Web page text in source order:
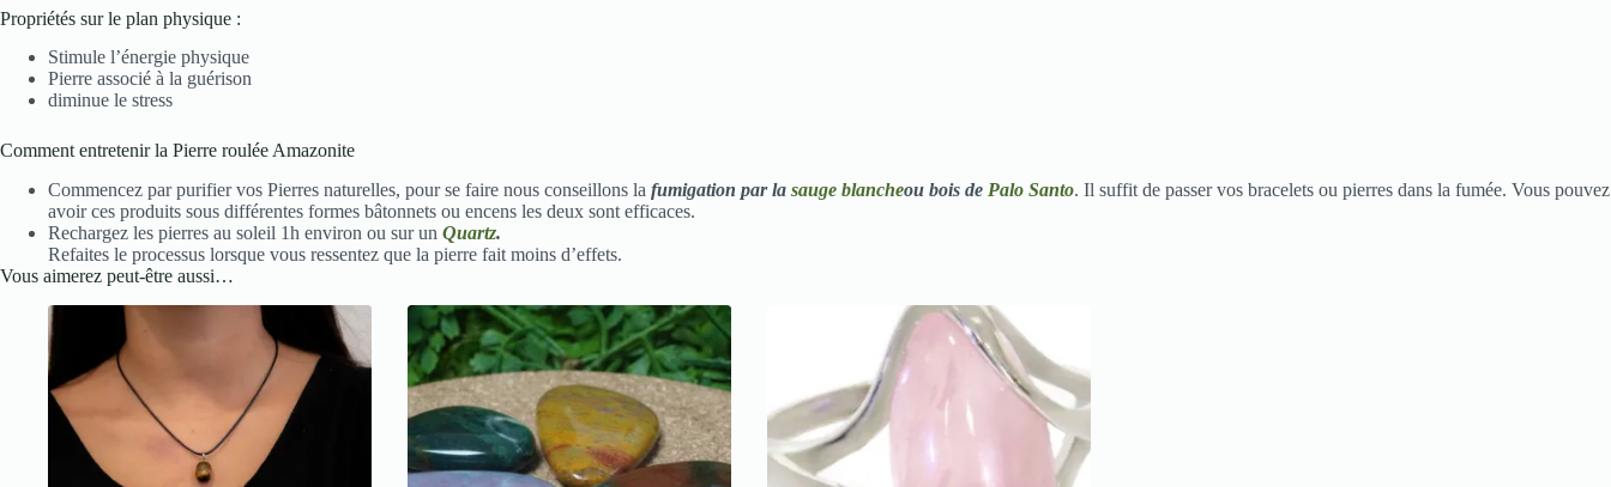
Propriétés sur le plan physique :
Stimule l’énergie physique
Pierre associé à la guérison
diminue le stress
Comment entretenir la Pierre roulée Amazonite
Commencez par purifier vos Pierres naturelles, pour se faire nous conseillons la fumigation par la sauge blancheou bois de Palo Santo. Il suffit de passer vos bracelets ou pierres dans la fumée. Vous pouvez
avoir ces produits sous différentes formes bâtonnets ou encens les deux sont efficaces.
Rechargez les pierres au soleil 1h environ ou sur un Quartz.
Refaites le processus lorsque vous ressentez que la pierre fait moins d’effets.
Vous aimerez peut-être aussi…